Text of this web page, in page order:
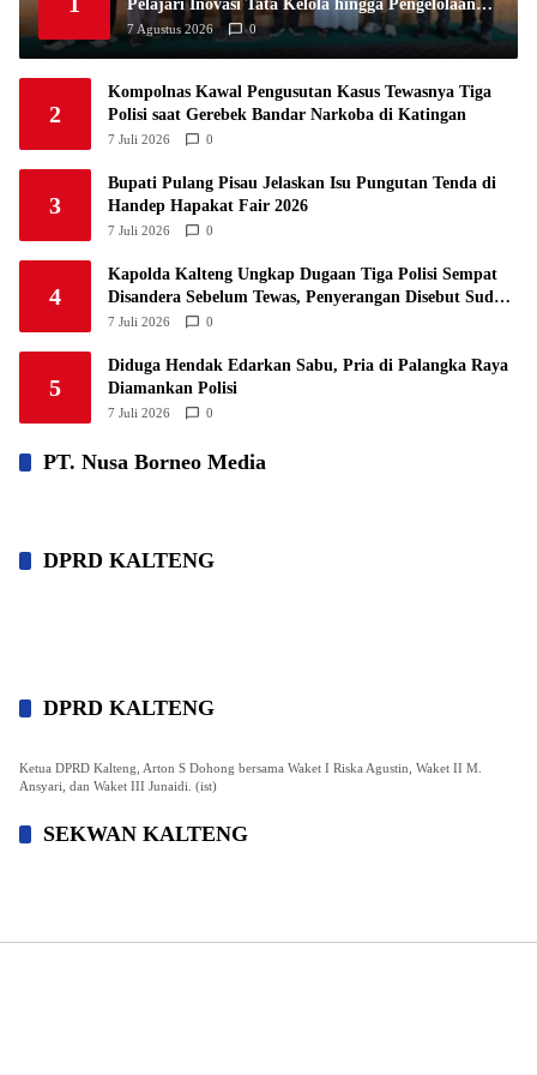
Pelajari Inovasi Tata Kelola hingga Pengelolaan
Sampah
7 Agustus 2026 0
2
Kompolnas Kawal Pengusutan Kasus Tewasnya Tiga
Polisi saat Gerebek Bandar Narkoba di Katingan
7 Juli 2026 0
3
Bupati Pulang Pisau Jelaskan Isu Pungutan Tenda di
Handep Hapakat Fair 2026
7 Juli 2026 0
4
Kapolda Kalteng Ungkap Dugaan Tiga Polisi Sempat
Disandera Sebelum Tewas, Penyerangan Disebut Sudah
Direncanakan
7 Juli 2026 0
5
Diduga Hendak Edarkan Sabu, Pria di Palangka Raya
Diamankan Polisi
7 Juli 2026 0
PT. Nusa Borneo Media
DPRD KALTENG
DPRD KALTENG
Ketua DPRD Kalteng, Arton S Dohong bersama Waket I Riska Agustin, Waket II M.
Ansyari, dan Waket III Junaidi. (ist)
SEKWAN KALTENG